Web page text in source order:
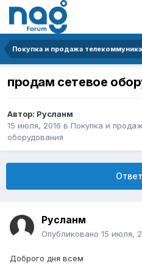
продам сетевое
Автор: Русланм
15 июля, 2016 в Покупка и
оборудования
Русланм
Опубликовано 15 июля,
Доброго дня всем